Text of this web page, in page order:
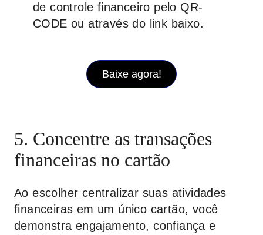
de controle financeiro pelo QR-
CODE ou através do link baixo.
Baixe agora!
5. Concentre as transações
financeiras no cartão
Ao escolher centralizar suas atividades
financeiras em um único cartão, você
demonstra engajamento, confiança e